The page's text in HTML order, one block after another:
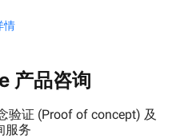
情
产品咨询
验证 (Proof of concept) 及
服务